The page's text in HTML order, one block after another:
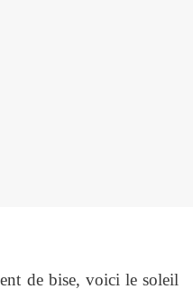
de bise, voici le soleil